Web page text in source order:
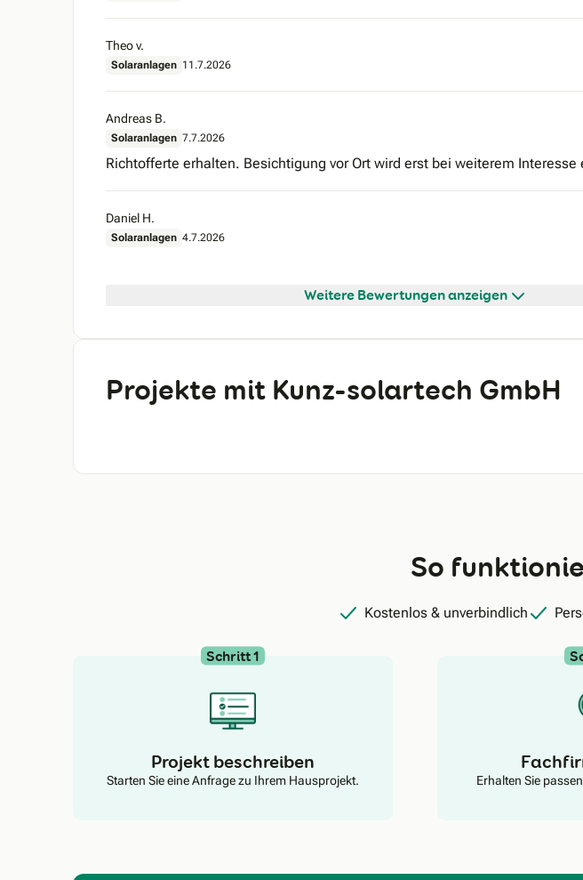
Theo v.
Solaranlagen 11.7.2026
Andreas B.
Solaranlagen 7.7.2026
Richtofferte erhalten. Besichtigung vor Ort wird erst bei weiterem Interesse
Daniel H.
Solaranlagen 4.7.2026
Weitere Bewertungen anzeigen
Projekte mit Kunz-solartech GmbH
So
Kostenlos & unverbindlich
Schritt 1
Projekt beschreiben
Starten Sie eine Anfrage zu Ihrem Hausprojekt. Erhalten Sie